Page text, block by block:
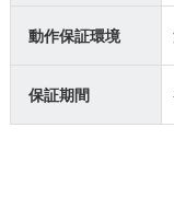
動作保証環境
保証期間